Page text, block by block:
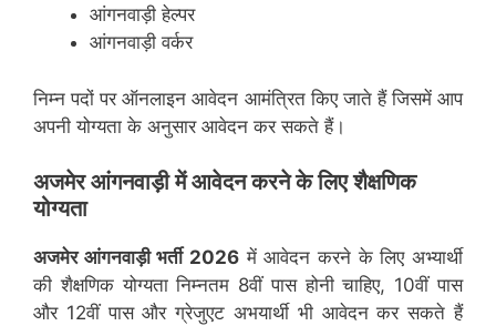
आंगनवाड़ी हेल्पर
आंगनवाड़ी वर्कर
निम्न पदों पर ऑनलाइन आवेदन आमंत्रित किए जाते हैं जिसमें आप
अपनी योग्यता के अनुसार आवेदन कर सकते हैं।
अजमेरआंगनवाड़ी में आवेदन करने के लिए शैक्षणिक
योग्यता
अजमेर आंगनवाड़ी भर्ती 2026 में आवेदन करने के लिए अभ्यार्थी
की शैक्षणिक योग्यता निम्नतम 8वीं पास होनी चाहिए, 10वीं पास
और 12वीं पास और ग्रेजुएट अभयार्थी भी आवेदन कर सकते हैं